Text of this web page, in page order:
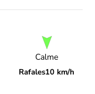
Calme
Rafales10 km/h